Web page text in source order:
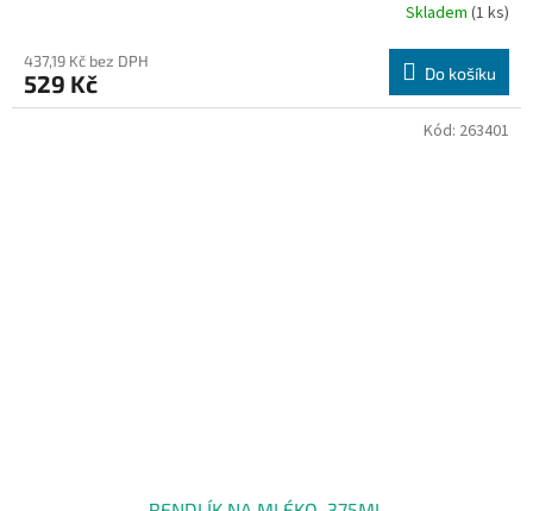
Skladem (1 ks)
437,19 Kč bez DPH
529 Kč Do košíku
Kód: 263401